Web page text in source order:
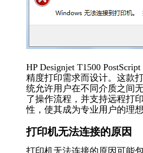
HP Designjet T1500
精度打印需求而设计。这款
统允许用户在不同介质之间
了操作流程，并支持远程打
性，使其成为专业用户的理想
打印机无法连接的原因
打印机无法连接的原因可能